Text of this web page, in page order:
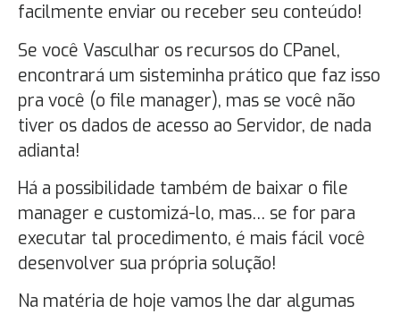
facilmente enviar ou receber seu conteúdo!
Se você Vasculhar os recursos do CPanel,
encontrará um sisteminha prático que faz isso
pra você (o file manager), mas se você não
tiver os dados de acesso ao Servidor, de nada
adianta!
Há a possibilidade também de baixar o file
manager e customizá-lo, mas… se for para
executar tal procedimento, é mais fácil você
desenvolver sua própria solução!
Na matéria de hoje vamos lhe dar algumas